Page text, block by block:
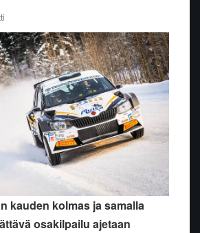
kauden kolmas ja samalla
osakilpailu ajetaan